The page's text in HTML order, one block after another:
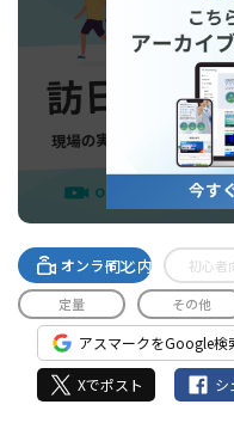
同じ内容のセミ
オンライン 初心者
定量 その他
アスマークをGoogle検
Xでポスト シ